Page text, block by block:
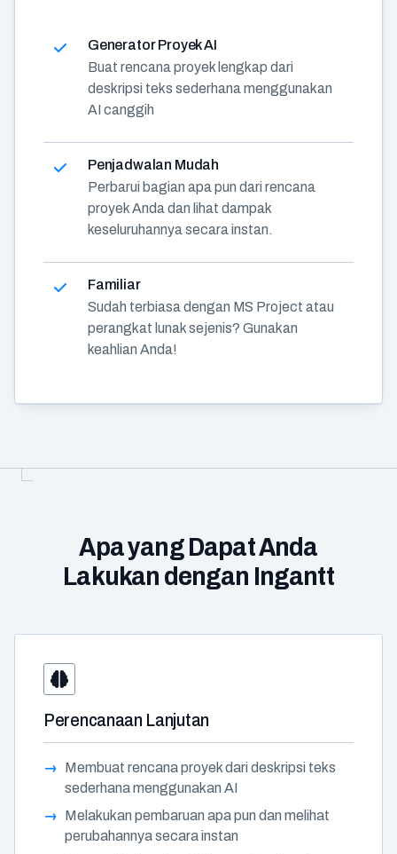
Generator Proyek AI
Buat rencana proyek lengkap dari
deskripsi teks sederhana menggunakan
AI canggih
Penjadwalan Mudah
Perbarui bagian apa pun dari rencana
proyek Anda dan lihat dampak
keseluruhannya secara instan.
Familiar
Sudah terbiasa dengan MS Project atau
perangkat lunak sejenis? Gunakan
keahlian Anda!
Apa yang Dapat Anda
Lakukan dengan Ingantt
Perencanaan Lanjutan
Membuat rencana proyek dari deskripsi teks
sederhana menggunakan AI
Melakukan pembaruan apa pun dan melihat
perubahannya secara instan